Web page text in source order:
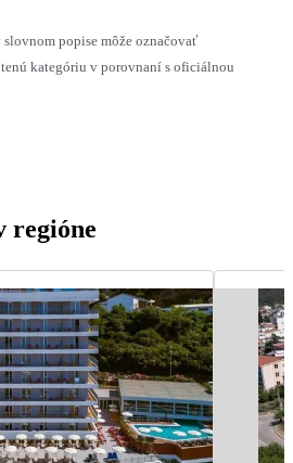
popise môže označovať
kategóriu v porovnaní s oficiálnou
regióne